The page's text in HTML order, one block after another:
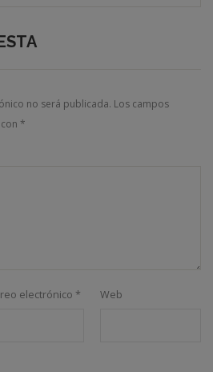
no será publicada. Los campos
*
electrónico * Web